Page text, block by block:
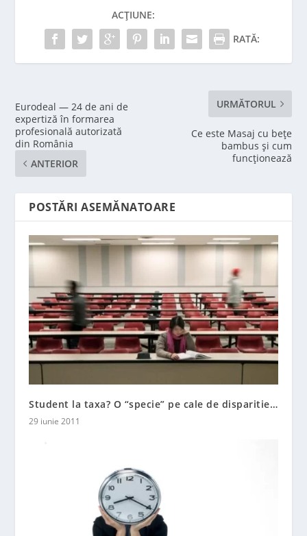
ACȚIUNE:
RATĂ:
Eurodeal — 24 de ani de
expertiză în formarea
profesională autorizată
din România
ANTERIOR
URMĂTORUL
Ce este Masaj cu bețe
bambus și cum
funcționează
POSTĂRI ASEMĂNATOARE
Student la taxa? O “specie” pe cale de disparitie…
29 iunie 2011